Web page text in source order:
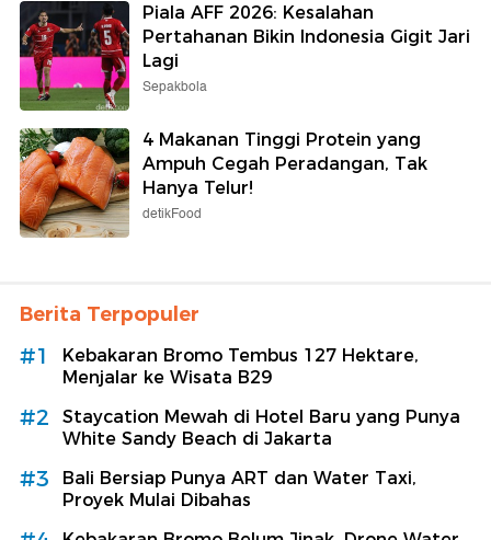
Piala AFF 2026: Kesalahan
Pertahanan Bikin Indonesia Gigit Jari
Lagi
Sepakbola
4 Makanan Tinggi Protein yang
Ampuh Cegah Peradangan, Tak
Hanya Telur!
detikFood
Berita Terpopuler
#1
Kebakaran Bromo Tembus 127 Hektare,
Menjalar ke Wisata B29
#2
Staycation Mewah di Hotel Baru yang Punya
White Sandy Beach di Jakarta
#3
Bali Bersiap Punya ART dan Water Taxi,
Proyek Mulai Dibahas